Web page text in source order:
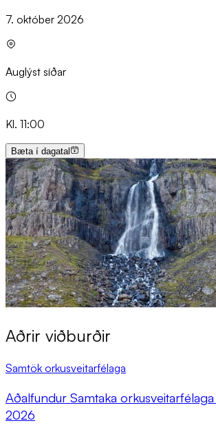
7. október 2026
Auglýst síðar
Kl. 11:00
Bæta í dagatal
Aðrir viðburðir
Samtök orkusveitarfélaga
Að­al­fund­ur Sam­taka
2026